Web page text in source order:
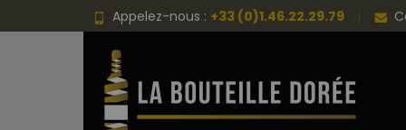
Appelez-nous : +33 (0)1.46.22.29.79